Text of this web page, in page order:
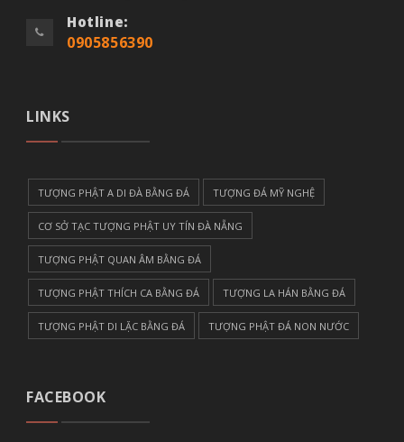
Hotline:
0905856390
LINKS
TƯỢNG PHẬT A DI ĐÀ BẰNG ĐÁ TƯỢNG ĐÁ MỸ NGHỆ
CƠ SỞ TẠC TƯỢNG PHẬT UY TÍN ĐÀ NẴNG
TƯỢNG PHẬT QUAN ÂM BẰNG ĐÁ
TƯỢNG PHẬT THÍCH CA BẰNG ĐÁ TƯỢNG LA HÁN BẰNG ĐÁ
TƯỢNG PHẬT DI LẶC BẰNG ĐÁ TƯỢNG PHẬT ĐÁ NON NƯỚC
FACEBOOK